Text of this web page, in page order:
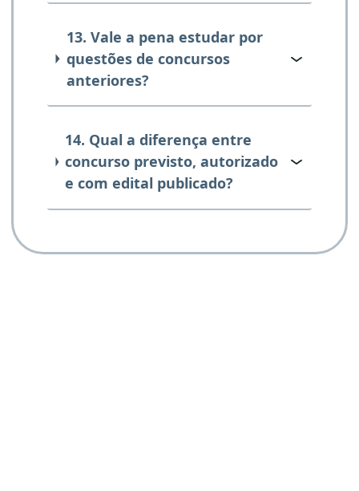
13. Vale a pena estudar por
questões de concursos
anteriores?
14. Qual a diferença entre
concurso previsto, autorizado
e com edital publicado?